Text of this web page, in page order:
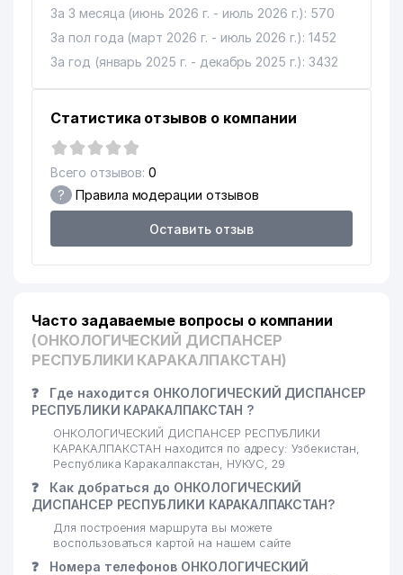
За 3 месяца (июнь 2026 г. - июль 2026 г.): 570
За пол года (март 2026 г. - июль 2026 г.): 1452
За год (январь 2025 г. - декабрь 2025 г.): 3432
Статистика отзывов о компании
Всего отзывов: 0
? Правила модерации отзывов
Оставить отзыв
Часто задаваемые вопросы о компании
(ОНКОЛОГИЧЕСКИЙ ДИСПАНСЕР
РЕСПУБЛИКИ КАРАКАЛПАКСТАН)
❓
Где находится ОНКОЛОГИЧЕСКИЙ ДИСПАНСЕР
РЕСПУБЛИКИ КАРАКАЛПАКСТАН ?
ОНКОЛОГИЧЕСКИЙ ДИСПАНСЕР РЕСПУБЛИКИ
КАРАКАЛПАКСТАН находится по адресу: Узбекистан,
Республика Каракалпакстан, НУКУС, 29
❓
Как добраться до ОНКОЛОГИЧЕСКИЙ
ДИСПАНСЕР РЕСПУБЛИКИ КАРАКАЛПАКСТАН?
Для построения маршрута вы можете
воспользоваться картой на нашем сайте
❓
Номера телефонов ОНКОЛОГИЧЕСКИЙ